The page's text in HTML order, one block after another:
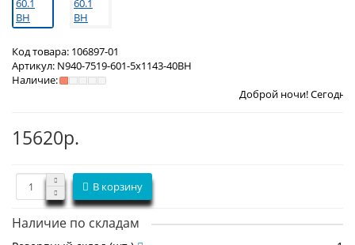
Код товара: 106897-01
Артикул: N940-7519-601-5x1143-40BH
Наличие:
Доброй ночи! СегодняПятница 7
15620р.
В корзину
Наличие по складам